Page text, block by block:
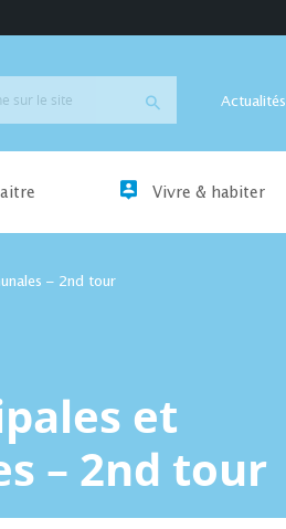
Actualités
Vivre & habiter
– 2nd tour
et
– 2nd tour